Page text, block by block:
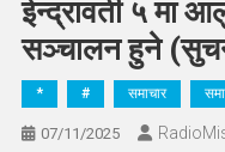
ईन्द्रावती ५ मा
सञ्चालन हुने
* # समाचार
07/11/2025